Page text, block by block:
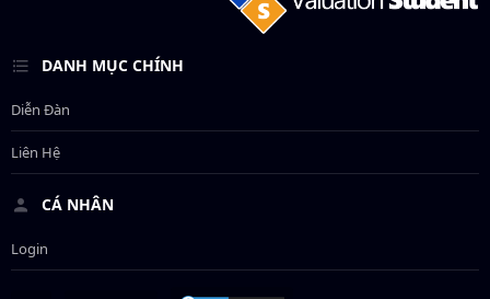
DANH MỤC CHÍNH
Diễn Đàn
Liên Hệ
CÁ NHÂN
Login